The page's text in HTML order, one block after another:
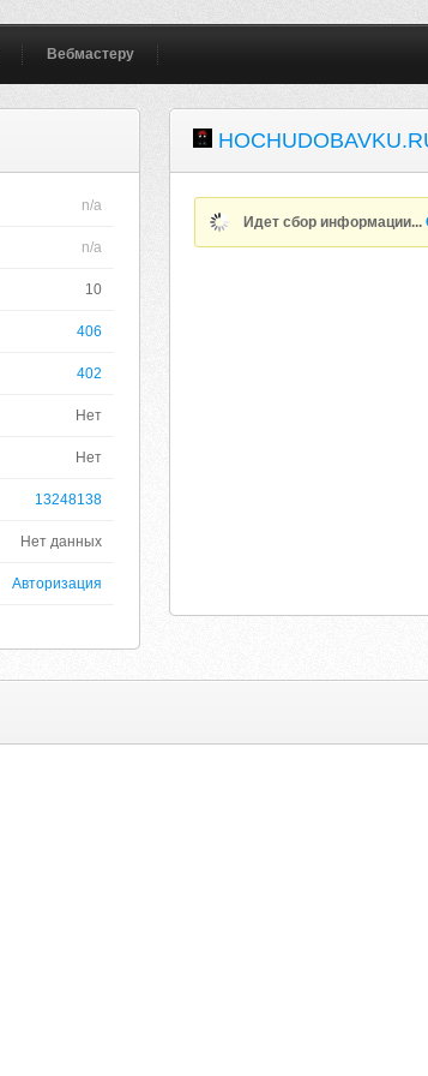
Вебмастеру
n/a
n/a
10
406
402
Нет
Нет
13248138
Нет данных
Авторизация
Идет сбор информации...